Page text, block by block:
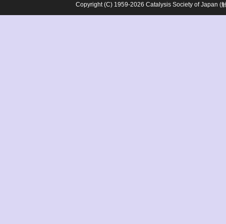
Copyright (C) 1959-2026 Catalysis Society of Japan (